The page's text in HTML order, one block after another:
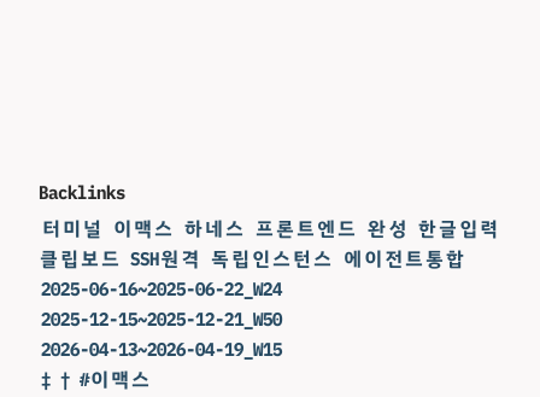
Backlinks
터미널 이맥스 하네스 프론트엔드 완성 한글입력
클립보드 SSH원격 독립인스턴스 에이전트통합
2025-06-16~2025-06-22_W24
2025-12-15~2025-12-21_W50
2026-04-13~2026-04-19_W15
‡ † #이맥스